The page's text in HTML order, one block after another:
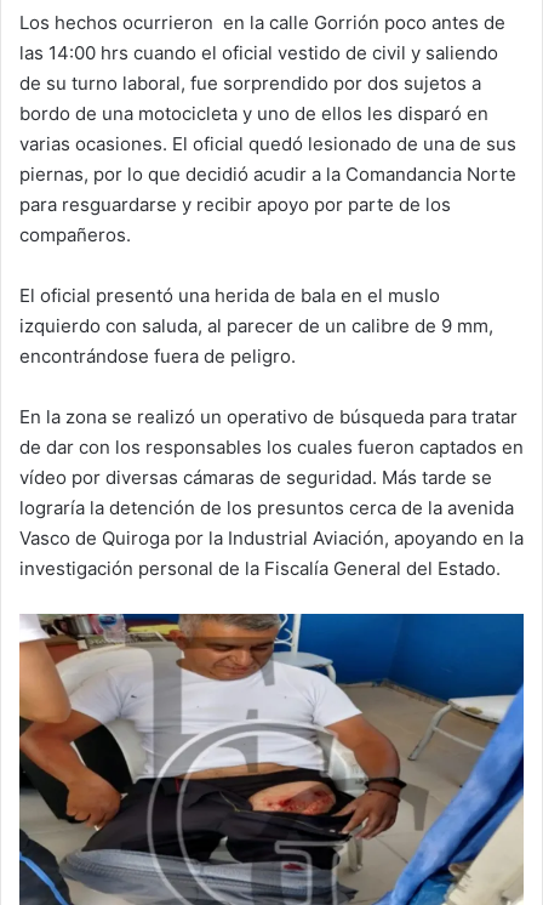
Los hechos ocurrieron en la calle Gorrión poco antes de
las 14:00 hrs cuando el oficial vestido de civil y saliendo
de su turno laboral, fue sorprendido por dos sujetos a
bordo de una motocicleta y uno de ellos les disparó en
varias ocasiones. El oficial quedó lesionado de una de sus
piernas, por lo que decidió acudir a la Comandancia Norte
para resguardarse y recibir apoyo por parte de los
compañeros.
El oficial presentó una herida de bala en el muslo
izquierdo con saluda, al parecer de un calibre de 9 mm,
encontrándose fuera de peligro.
En la zona se realizó un operativo de búsqueda para tratar
de dar con los responsables los cuales fueron captados en
vídeo por diversas cámaras de seguridad. Más tarde se
lograría la detención de los presuntos cerca de la avenida
Vasco de Quiroga por la Industrial Aviación, apoyando en la
investigación personal de la Fiscalía General del Estado.